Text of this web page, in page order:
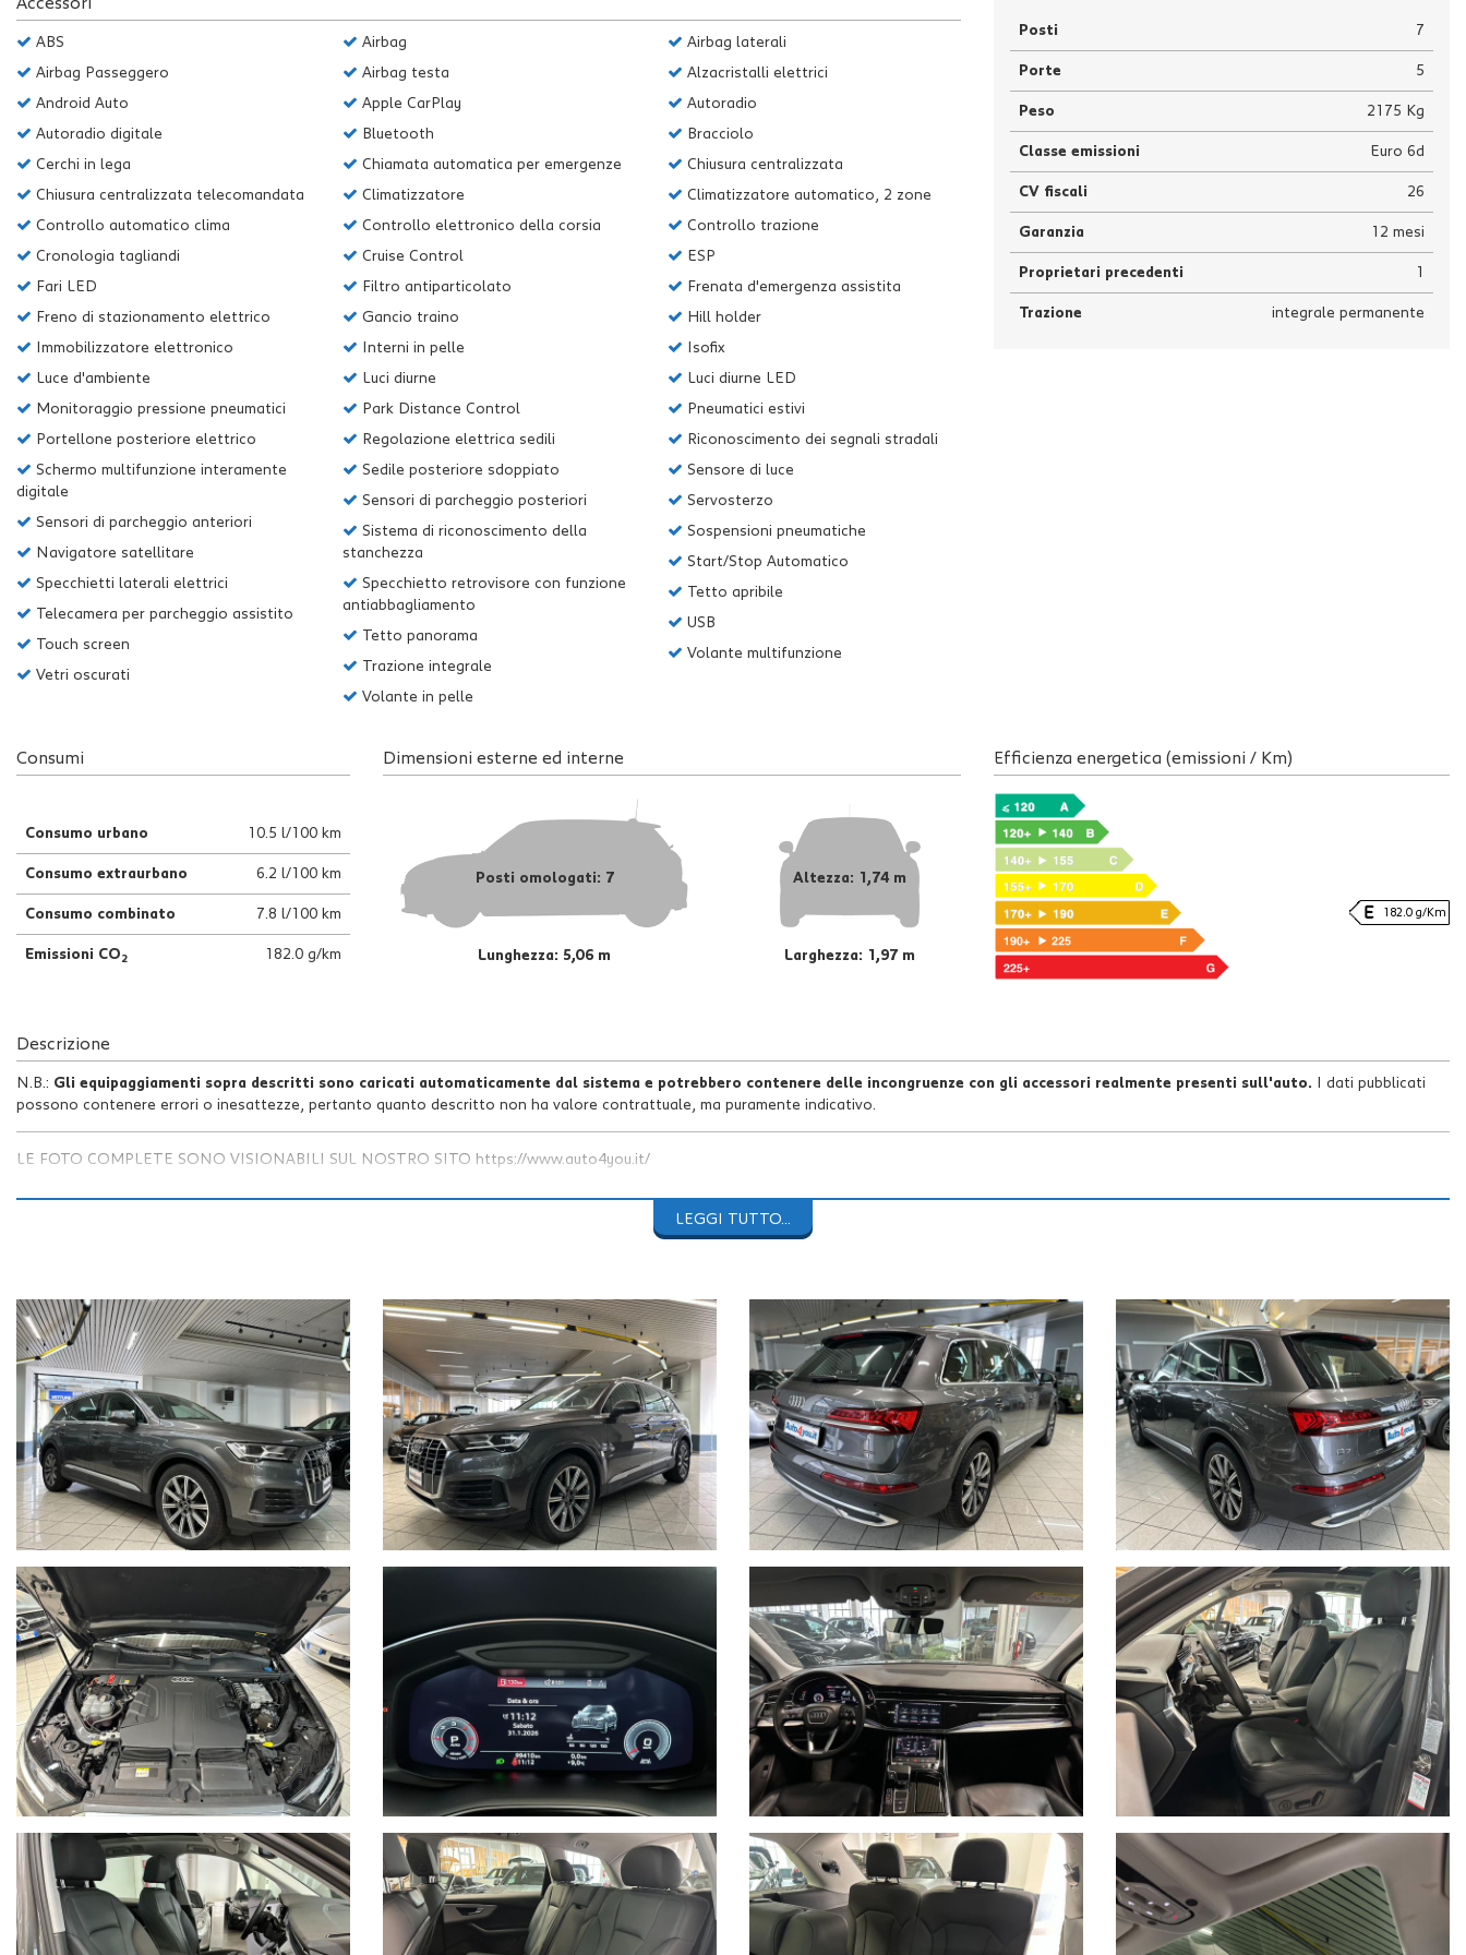
ABS
Airbag Passeggero
Android Auto
Autoradio digitale
Cerchi in lega
Chiusura centralizzata telecomandata
Controllo automatico clima
Cronologia tagliandi
Fari LED
Freno di stazionamento elettrico
Immobilizzatore elettronico
Luce d'ambiente
Monitoraggio pressione pneumatici
Portellone posteriore elettrico
Schermo multifunzione interamente
digitale
Sensori di parcheggio anteriori
Navigatore satellitare
Specchietti laterali elettrici
Telecamera per parcheggio assistito
Touch screen
Vetri oscurati
Airbag
Airbag testa
Apple CarPlay
Bluetooth
Chiamata automatica per emergenze
Climatizzatore
Controllo elettronico della corsia
Cruise Control
Filtro antiparticolato
Gancio traino
Interni in pelle
Luci diurne
Park Distance Control
Regolazione elettrica sedili
Sedile posteriore sdoppiato
Sensori di parcheggio posteriori
Sistema di riconoscimento della
stanchezza
Specchietto retrovisore con funzione
antiabbagliamento
Tetto panorama
Trazione integrale
Volante in pelle
Airbag laterali
Alzacristalli elettrici
Autoradio
Bracciolo
Chiusura centralizzata
Climatizzatore automatico, 2 zone
Controllo trazione
ESP
Frenata d'emergenza assistita
Hill holder
Isofix
Luci diurne LED
Pneumatici estivi
Riconoscimento dei segnali stradali
Sensore di luce
Servosterzo
Sospensioni pneumatiche
Start/Stop Automatico
Tetto apribile
USB
Volante multifunzione
Posti 7
Porte 5
Peso 2175 Kg
Classe emissioni Euro 6d
CV fiscali 26
Garanzia 12 mesi
Proprietari precedenti
Trazione integrale permanente
Consumi
Consumo urbano 10.5 l/100 km
Consumo extraurbano 6.2 l/100 km
Consumo combinato 7.8 l/100 km
Emissioni CO 2 182.0 g/km
Dimensioni esterne ed interne
Posti omologati: 7
Lunghezza: 5,06 m
Altezza: 1,74 m
Larghezza: 1,97 m
Efficienza energetica (emissioni / Km)
182.0 g/Km
Descrizione
N.B.: Gli equipaggiamenti sopra descritti sono caricati automaticamente dal sistema e potrebbero contenere delle incongruenze con gli accessori realmente presenti sull'auto. I dati pubblicati
possono contenere errori o inesattezze, pertanto quanto descritto non ha valore contrattuale, ma puramente indicativo.
LE FOTO COMPLETE SONO VISIONABILI SUL NOSTRO SITO https://www.auto4you.it/
AUTO4YOU PROPONEAUDI Q7 50 TDI Quattro TipTronic Businesscon99.410Km-IVA DEDUCIBILE
ColoreGrigio Samurai metallizzato cerchi in lega da 20"esedili in pelle neri
Auto completa di:
Doppio tetto panoramico apribile
Navigatore
Cruise Control
Gancio traino elettrico
Mantenimento carreggiata
3° fila sedili regolabile elettricamente
Sospensioni pneumatiche con regolazione altezza
Regolazione Soglia di carico
Portellone posteriore elettrico
Retrocamera
Sensori di parcheggioanteriori e posteriori
Volante multifunzione in pelle
Trazione integrale Quattro
Audi Virtual Cockpit
Selettore modalità di guida
Clima automatico bi-zona
Apple Car Play - android auto
Elementi decorativi piano black
Avviamento Keyless
Pneumatici Pirelliscorpion Verde 285/45 R20 112Y - Battistrada 6,86mm
LEGGI TUTTO...
questi
strumenti
di
si
rimanda
cookie
policy.
Puoi
e
modificare
tue
scelte
in
momento.
Cookie delle preferenze
Cookie analitici
Cookie di marketing